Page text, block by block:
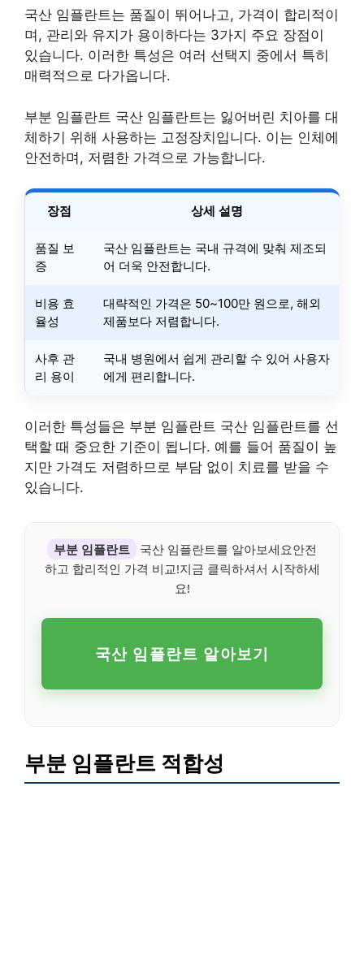
국산 임플란트는 품질이 뛰어나고, 가격이 합리적이
며, 관리와 유지가 용이하다는 3가지 주요 장점이
있습니다. 이러한 특성은 여러 선택지 중에서 특히
매력적으로 다가옵니다.
부분 임플란트 국산 임플란트는 잃어버린 치아를 대
체하기 위해 사용하는 고정장치입니다. 이는 인체에
안전하며, 저렴한 가격으로 가능합니다.
장점 상세 설명
품질 보
증
국산 임플란트는 국내 규격에 맞춰 제조되
어 더욱 안전합니다.
비용 효
율성
대략적인 가격은 50~100만 원으로, 해외
제품보다 저렴합니다.
사후 관
리 용이
국내 병원에서 쉽게 관리할 수 있어 사용자
에게 편리합니다.
이러한 특성들은 부분 임플란트 국산 임플란트를 선
택할 때 중요한 기준이 됩니다. 예를 들어 품질이 높
지만 가격도 저렴하므로 부담 없이 치료를 받을 수
있습니다.
부분 임플란트
국산 임플란트를 알아보세요안전
하고 합리적인 가격 비교!지금 클릭하셔서 시작하세
요!
국산 임플란트 알아보기
부분 임플란트 적합성